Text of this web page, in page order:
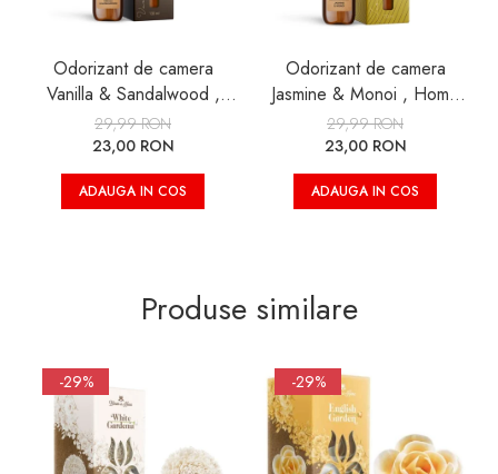
Odorizant de camera
Vanilla & Sandalwood ,
Home Perfume,125 ml
29,99 RON
23,00 RON
ADAUGA IN COS
Odorizant de camera
Jasmine & Monoi , Home
Perfume , 125 ml
29,99 RON
23,00 RON
ADAUGA IN COS
Produse similare
-29% -29%